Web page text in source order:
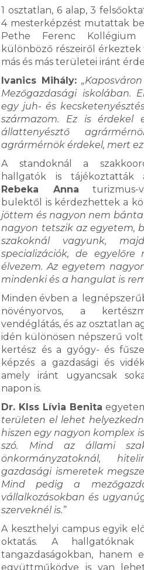
1 osztatlan, 6 alap, 3
4 mesterképzést mutattak
Pethe Ferenc Kollégium
különböző részeiről érkeztek
más és más területei iránt
Ivanics Mihály:
Mezőgazdasági iskolában.
egy juh- és
származom. Ez is érdekel
állattenyésztő
agrármérnök érdekel, mert ez
A standoknál a
hallgatók is tájékoztatták
Rebeka Anna turizmus-
bulektől is kérdezhettek a
jöttem és nagyon nem
nagyon tetszik az egyetem,
szakoknál vagyunk,
specializációk, de egyelőre
élvezem. Az egyetem
mindenki és a hangulat is
Minden évben a
növényorvos, a
vendéglátás, és az osztatlan
idén különösen népszerű
kertész és a gyógy- és
képzés a gazdasági és
amely iránt ugyancsak
napon is.
Dr. KIss Lívia Benita
területen el lehet
hiszen egy nagyon komplex
szó. Mind az állami
önkormányzatoknál,
gazdasági ismeretek
Mind pedig a
vállalkozásokban és
szerveknél is.”
A keszthelyi campus egyik
oktatás. A
tangazdaságokban, hanem
együttműködve is van